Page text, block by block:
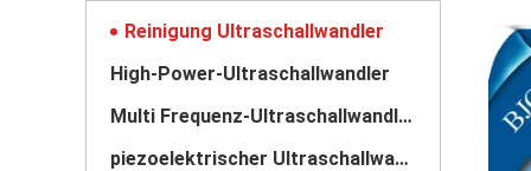
Reinigung Ultraschallwandler
High-Power-Ultraschallwandler
Multi Frequenz-Ultraschallwandler
piezoelektrischer Ultraschallwandler